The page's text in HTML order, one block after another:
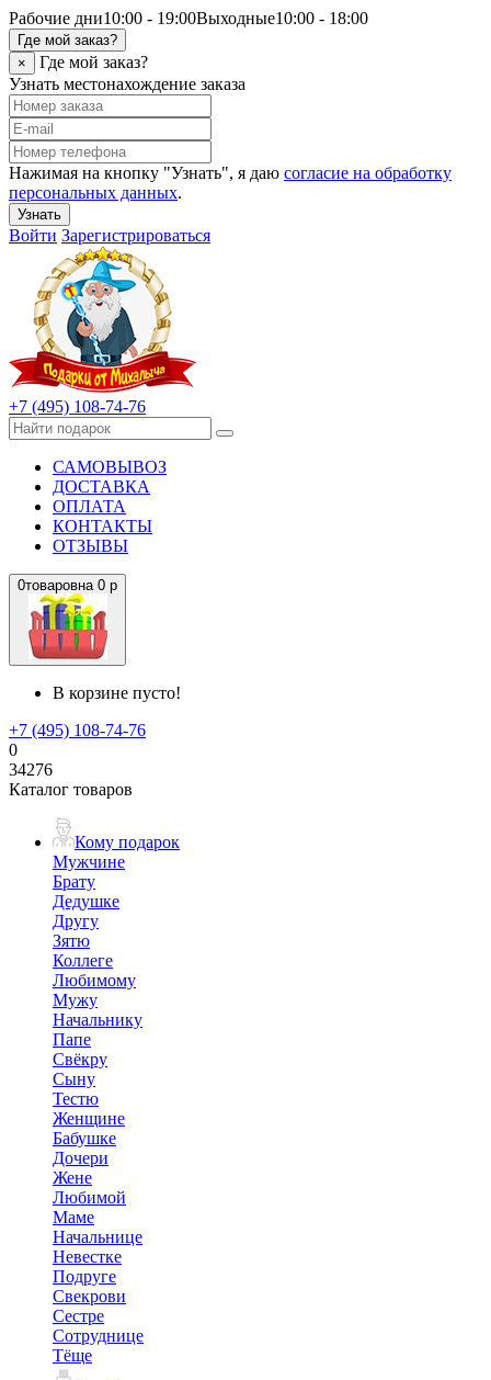
Рабочие дни10:00 - 19:00Выходные10:00 - 18:00
Где мой заказ?
×
Где мой заказ?
Узнать местонахождение заказа
Нажимая на кнопку "Узнать", я даю согласие на обработку
персональных данных.
Узнать
Войти Зарегистрироваться
+7 (495) 108-74-76
САМОВЫВОЗ
ДОСТАВКА
ОПЛАТА
КОНТАКТЫ
ОТЗЫВЫ
0товаровна 0 р
В корзине пусто!
+7 (495) 108-74-76
0
34276
Каталог товаров
Кому подарок
Мужчине
Брату
Дедушке
Другу
Зятю
Коллеге
Любимому
Мужу
Начальнику
Папе
Свёкру
Сыну
Тестю
Женщине
Бабушке
Дочери
Жене
Любимой
Маме
Начальнице
Невестке
Подруге
Свекрови
Сестре
Сотруднице
Тёще